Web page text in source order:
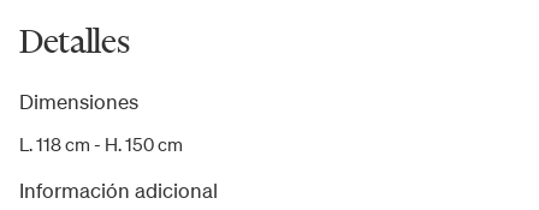
Detalles
Dimensiones
L. 118 cm - H. 150 cm
Información adicional